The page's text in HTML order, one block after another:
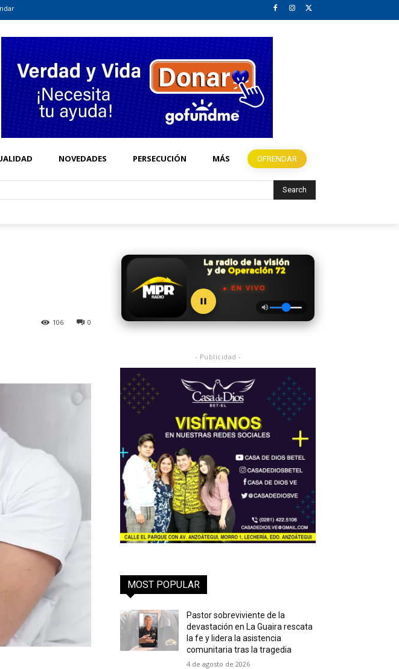
NOVEDADES PERSECUCIÓN MÁS OFRENDAR
Search
0
106
● EN VIVO
- Publicidad -
MOST POPULAR
Pastor sobreviviente de la
devastación en La Guaira rescata
la fe y lidera la asistencia
comunitaria tras la tragedia
4 de agosto de 2026